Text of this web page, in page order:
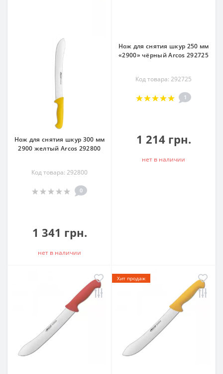
Нож для снятия шкур 300 мм
2900 желтый Arcos 292800
Код товара: 292800
0
1 341 грн.
нет в наличии
Нож для снятия шкур 250 мм
«2900» чёрный Arcos 292725
Код товара: 292725
1
1 214 грн.
нет в наличии
Хит продаж